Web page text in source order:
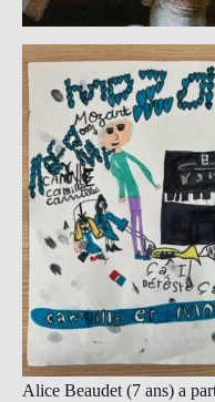
Alice Beaudet (7 ans) a